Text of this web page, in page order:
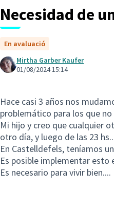
Necesidad de
En avaluació
Mirtha Garber Kaufer
01/08/2024 15:14
Hace casi 3 años nos
problemático para los que
Mi hijo y creo que cualquier
otro día, y luego de las 23
En Castelldefels, teníamos
Es posible implementar esto
Es necesario para vivir bien....